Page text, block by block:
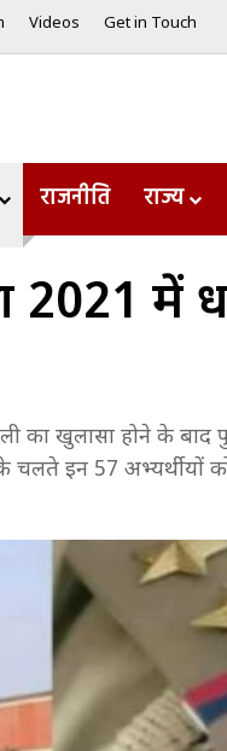
Videos Get in Touch
राजनीति राज्य
2021
का खुलासा होने के
इन 57 अभ्यर्थीयों को